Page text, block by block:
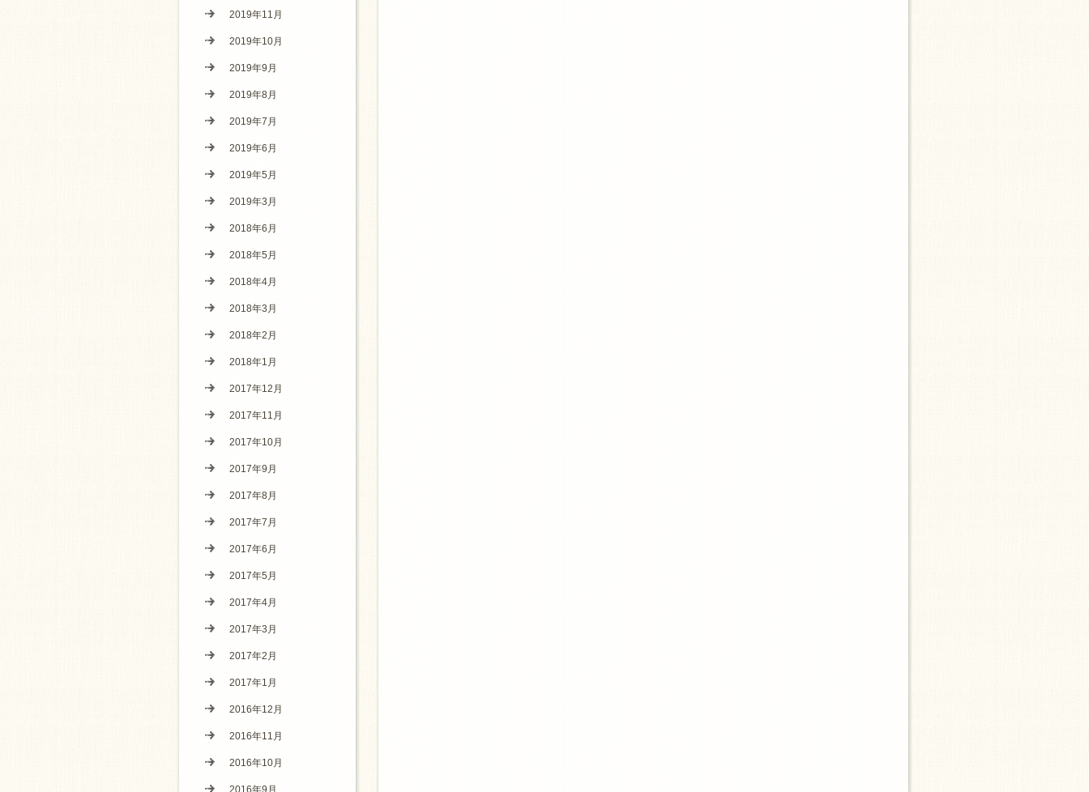
2019年11月
2019年10月
2019年9月
2019年8月
2019年7月
2019年6月
2019年5月
2019年3月
2018年6月
2018年5月
2018年4月
2018年3月
2018年2月
2018年1月
2017年12月
2017年11月
2017年10月
2017年9月
2017年8月
2017年7月
2017年6月
2017年5月
2017年4月
2017年3月
2017年2月
2017年1月
2016年12月
2016年11月
2016年10月
2016年9月